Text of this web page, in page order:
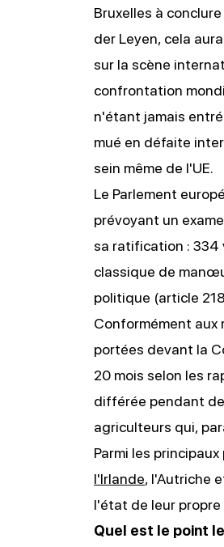
Bruxelles à
der Leyen, cela
sur la scène
confrontation
n'étant jamais
mué en défaite
sein même de l'UE.
Le Parlement
prévoyant un
sa ratification : 334
classique de
politique (article
Conformément aux
portées devant la
20 mois selon les
différée pendant
agriculteurs qui,
Parmi les
l'Irlande, l'Autriche
l'état de leur
Quel est le point